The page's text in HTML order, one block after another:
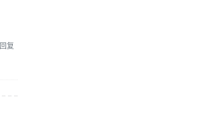
回复